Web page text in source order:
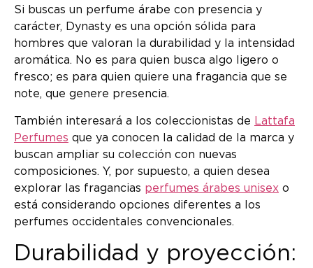
Si buscas un perfume árabe con presencia y
carácter, Dynasty es una opción sólida para
hombres que valoran la durabilidad y la intensidad
aromática. No es para quien busca algo ligero o
fresco; es para quien quiere una fragancia que se
note, que genere presencia.
También interesará a los coleccionistas de Lattafa
Perfumes que ya conocen la calidad de la marca y
buscan ampliar su colección con nuevas
composiciones. Y, por supuesto, a quien desea
explorar las fragancias perfumes árabes unisex o
está considerando opciones diferentes a los
perfumes occidentales convencionales.
Durabilidad y proyección: